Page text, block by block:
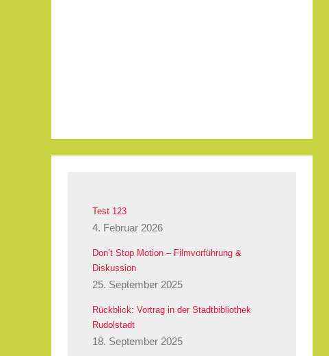
Test 123
4. Februar 2026
Don’t Stop Motion – Filmvorführung &
Diskussion
25. September 2025
Rückblick: Vortrag in der Stadtbibliothek
Rudolstadt
18. September 2025